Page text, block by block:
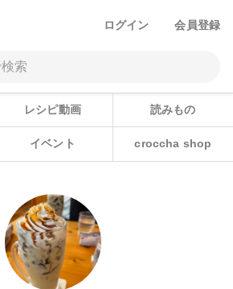
ログイン 会員登録
レシピ動画 読みもの
イベント croccha shop